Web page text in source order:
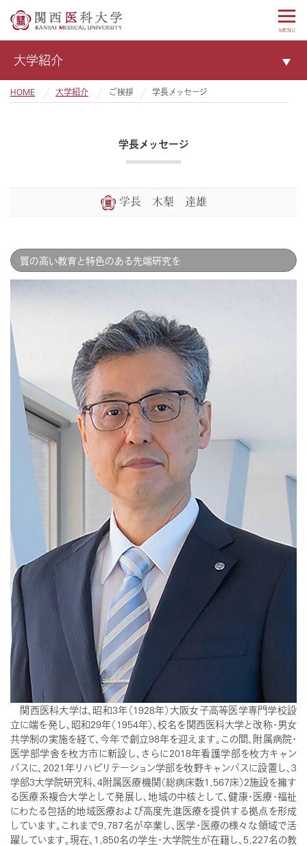
MENU
大学紹介
HOME 大学紹介 ご挨拶 学長メッセージ
学長メッセージ
学長 木梨 達雄
質の高い教育と特色のある先端研究を
関西医科大学は、昭和3年（1928年）大阪女子高等医学専門学校設
立に端を発し、昭和29年（1954年）、校名を関西医科大学と改称・男女
共学制の実施を経て、今年で創立98年を迎えます。この間、附属病院・
医学部学舎を枚方市に新設し、さらに2018年看護学部を枚方キャン
パスに、2021年リハビリテーション学部を牧野キャンパスに設置し、3
学部3大学院研究科、4附属医療機関（総病床数1,567床）2施設を擁す
る医療系複合大学として発展し、地域の中核として、健康・医療・福祉
にわたる包括的地域医療および高度先進医療を提供する拠点を形成
しています。これまで9,787名が卒業し、医学・医療の様々な領域で活
躍しています。現在、1,850名の学生・大学院生が在籍し、5,227名の教